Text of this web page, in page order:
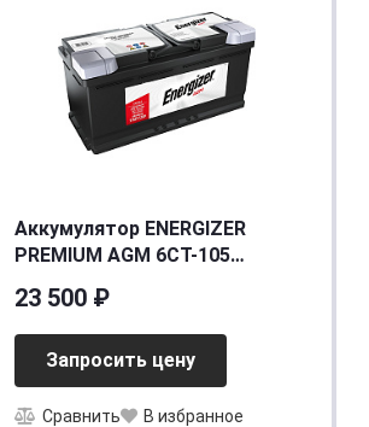
Аккумулятор ENERGIZER
PREMIUM AGM 6CT-105
[д393ш175в190/950EN] [L6]
23 500 ₽
Запросить цену
Сравнить В избранное